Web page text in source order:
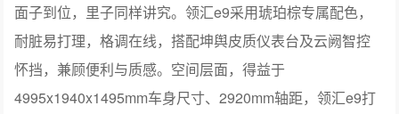
面子到位，里子同样讲究。领汇e9采用琥珀棕专属配色，
耐脏易打理，格调在线，搭配坤舆皮质仪表台及云阙智控
怀挡，兼顾便利与质感。空间层面，得益于
4995x1940x1495mm车身尺寸、2920mm轴距，领汇e9打